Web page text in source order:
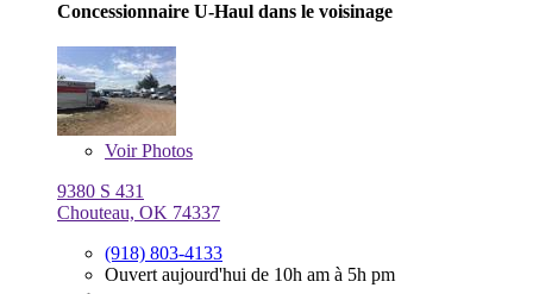
Concessionnaire U-Haul dans le voisinage
VoirPhotos
9380 S 431
Chouteau, OK 74337
(918) 803-4133
Ouvert aujourd'hui de 10h am à 5h pm